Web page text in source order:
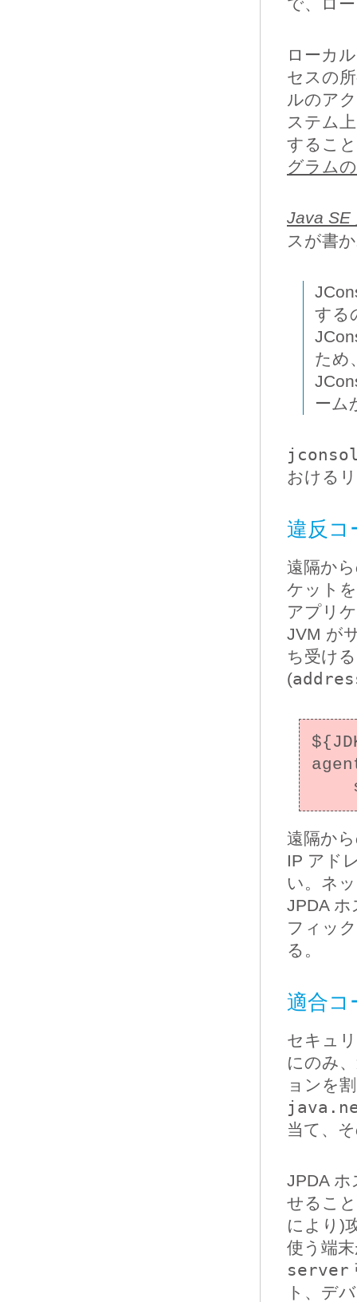
ローカ
セスの
ルのア
ステム
するこ
グラム
Java SE
スが書
する
ため
ーム
おける
違反コ
遠隔か
ケット
アプリ
JVM が
ち受け
(
遠隔か
IP アド
い。ネ
JPDA
フィッ
る。
適合コ
セキュ
にのみ
ョンを
当て、
JPDA
せるこ
により)
使う端
server
ト、デ